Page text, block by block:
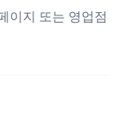
이지 또는 영업점